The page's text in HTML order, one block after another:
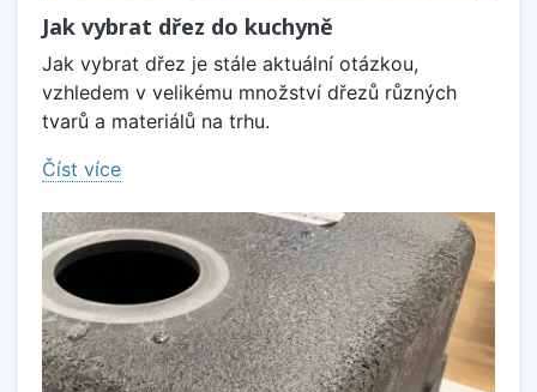
Jak vybrat dřez do kuchyně
Jak vybrat dřez je stále aktuální otázkou,
vzhledem v velikému množství dřezů různých
tvarů a materiálů na trhu.
Číst více